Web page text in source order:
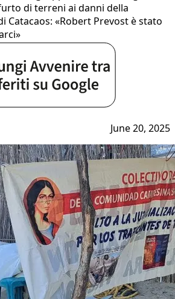
di terreni ai danni della
Catacaos: «Robert Prevost è stato
June 20, 2025